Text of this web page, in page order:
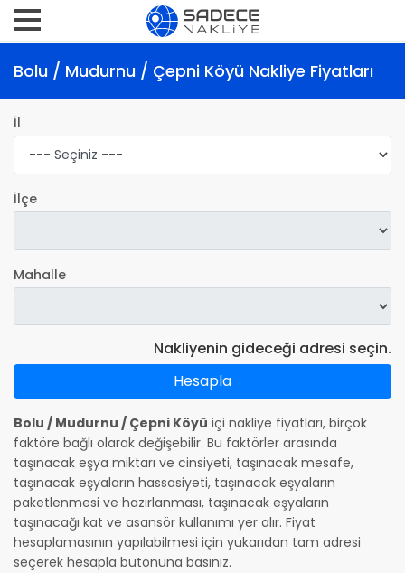
Bolu / Mudurnu / Çepni Köyü Nakliye Fiyatları
İl
İlçe
Mahalle
Nakliyenin gideceği adresi seçin.
Hesapla
Bolu / Mudurnu / Çepni Köyü içi nakliye fiyatları, birçok
faktöre bağlı olarak değişebilir. Bu faktörler arasında
taşınacak eşya miktarı ve cinsiyeti, taşınacak mesafe,
taşınacak eşyaların hassasiyeti, taşınacak eşyaların
paketlenmesi ve hazırlanması, taşınacak eşyaların
taşınacağı kat ve asansör kullanımı yer alır. Fiyat
hesaplamasının yapılabilmesi için yukarıdan tam adresi
seçerek hesapla butonuna basınız.